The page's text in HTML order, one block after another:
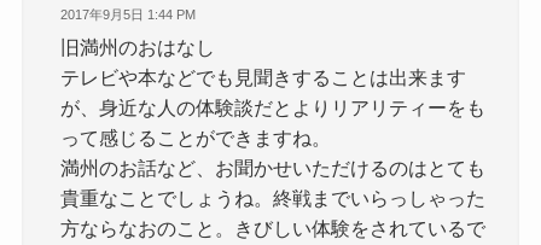
2017年9月5日 1:44 PM
旧満州のおはなし
テレビや本などでも見聞きすることは出来ます
が、身近な人の体験談だとよりリアリティーをも
って感じることができますね。
満州のお話など、お聞かせいただけるのはとても
貴重なことでしょうね。終戦までいらっしゃった
方ならなおのこと。きびしい体験をされているで